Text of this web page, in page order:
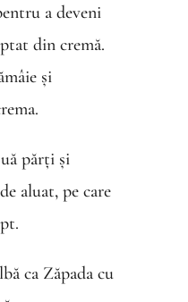
a deveni
din cremă.
și
părți și
aluat, pe care
ca Zăpada cu